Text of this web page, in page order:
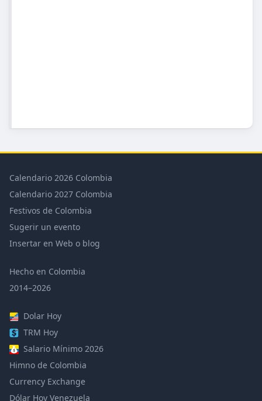
Calendario 2026 Colombia
Calendario 2027 Colombia
Festivos de Colombia
Sugerir un evento
Insertar en Web o blog
Hecho en Colombia
2014–2026
Dolar Hoy
TRM Hoy
Salario Mínimo 2026
Himno de Colombia
Currency Exchange
Dólar Hoy Venezuela